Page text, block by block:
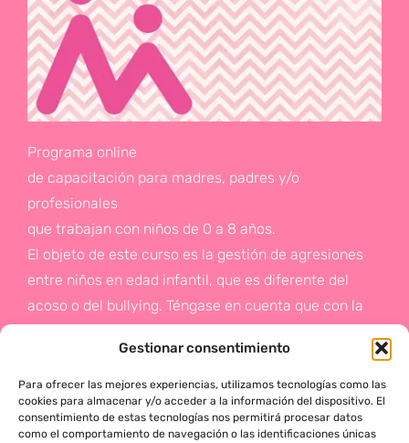
Gestionar consentimiento
Para ofrecer las mejores experiencias, utilizamos tecnologías como las
cookies para almacenar y/o acceder a la información del dispositivo. El
consentimiento de estas tecnologías nos permitirá procesar datos
como el comportamiento de navegación o las identificaciones únicas
Programa online
de capacitación para madres, padres y/o
profesionales
que trabajan con niños de 0 a 8 años.
El objeto de este curso es la gestión de agresiones
entre niños en edad infantil, que es diferente del
acoso o del bullying. Téngase en cuenta que con la
de la prevención a un problema que suele aparecer
en etapas posteriores como es el acoso.
Si deseas más información,